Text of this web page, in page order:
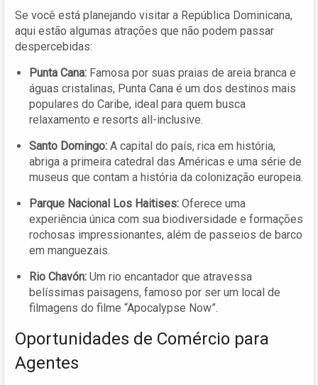
Se você está planejando visitar a República Dominicana,
aqui estão algumas atrações que não podem passar
despercebidas:
Punta Cana: Famosa por suas praias de areia branca e
águas cristalinas, Punta Cana é um dos destinos mais
populares do Caribe, ideal para quem busca
relaxamento e resorts all-inclusive.
Santo Domingo: A capital do país, rica em história,
abriga a primeira catedral das Américas e uma série de
museus que contam a história da colonização europeia.
Parque Nacional Los Haitises: Oferece uma
experiência única com sua biodiversidade e formações
rochosas impressionantes, além de passeios de barco
em manguezais.
Rio Chavón: Um rio encantador que atravessa
belíssimas paisagens, famoso por ser um local de
filmagens do filme “Apocalypse Now”.
Oportunidades de Comércio para
Agentes